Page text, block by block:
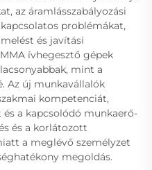
az áramlásszabályozási
problémákat,
és javítási
ívhegesztő gépek
mint a
Az új munkavállalók
kompetenciát,
és a kapcsolódó munkaerő-
és a korlátozott
a meglévő személyzet
megoldás.